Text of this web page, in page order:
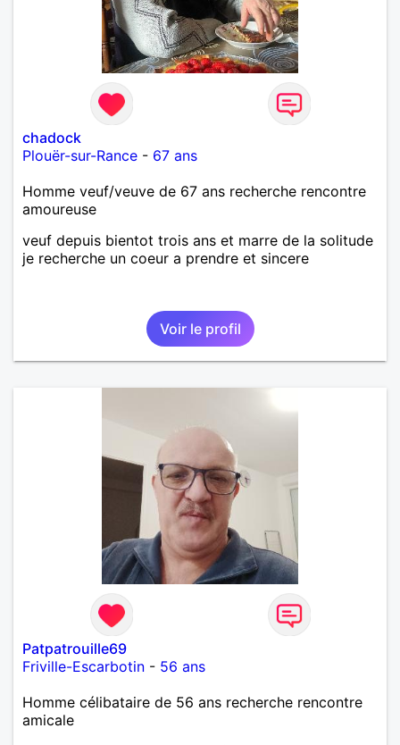
chadock
Plouër-sur-Rance - 67 ans
Homme veuf/veuve de 67 ans recherche rencontre
amoureuse
veuf depuis bientot trois ans et marre de la solitude
je recherche un coeur a prendre et sincere
Voir le profil
Patpatrouille69
Friville-Escarbotin - 56 ans
Homme célibataire de 56 ans recherche rencontre
amicale